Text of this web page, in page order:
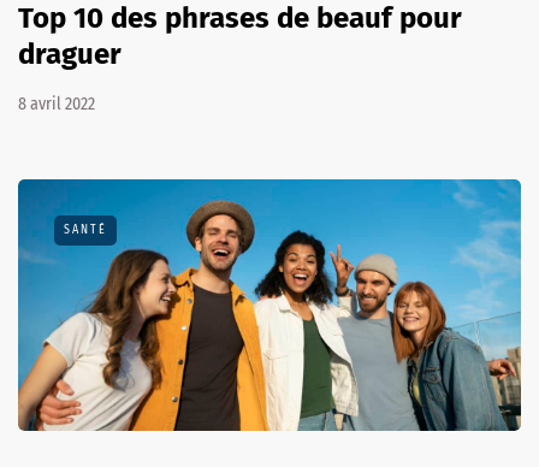
Top 10 des phrases de beauf pour
draguer
8 avril 2022
SANTÉ